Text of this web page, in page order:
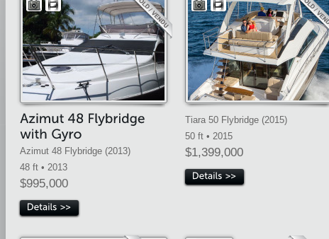
Azimut 48 Flybridge (2013)
48 ft • 2013
$995,000
Tiara 50 Flybridge (2015)
50 ft • 2015
$1,399,000